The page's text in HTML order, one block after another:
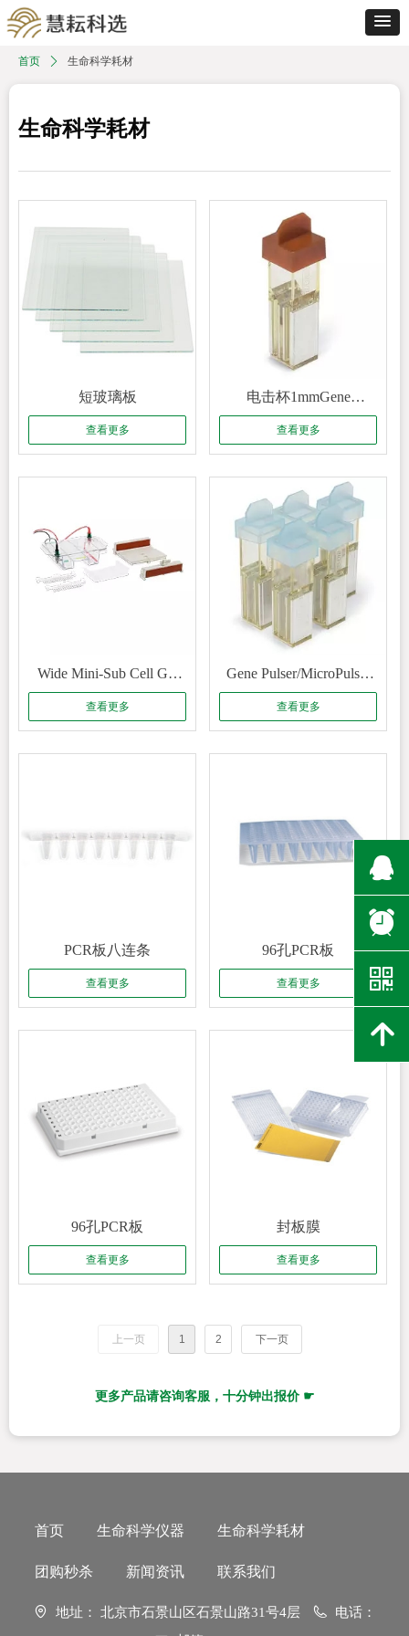
生命科学耗材
短玻璃板
查看更多
电击杯1mmGene
Pulser/MicroPulser
Electroporation Cuvettes,
0.1 cm gap #1652089
查看更多
Wide Mini-Sub Cell GT
Horizontal Electrophoresis
System, 15 x 10 cm tray,
with gel caster #1704469
查看更多
Gene Pulser/MicroPulser
Electroporation Cuvettes,
0.4 cm gap #1652081
查看更多
PCR板八连条
查看更多
96孔PCR板
查看更多
96孔PCR板
查看更多
封板膜
查看更多
上一页 1 2 下一页
更多产品请咨询客服，十分钟出报价 ☛
首页 ꄲ 生命科学耗材
地址： 北京市石景山区石景山路31号4层
电话：
首页 生命科学仪器 生命科学耗材
团购秒杀 新闻资讯 联系我们
뀩
뀥
낃
녕